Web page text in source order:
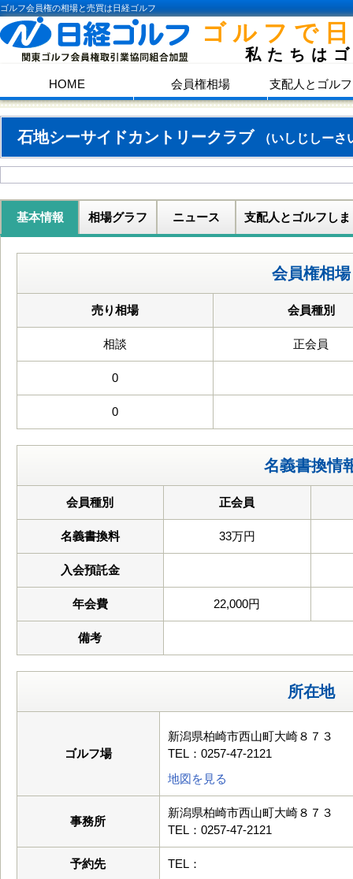
ゴルフ会員権の相場と売買は日経ゴルフ
ゴルフで
私たちは
HOME 会員権相場 支配人とゴル
石地シーサイドカントリークラブ （いしじしー
基本情報 相場グラフ ニュース 支配人とゴルフしま
会員権相場
売り相場 会員種別
相談 正会員
0
0
名義書換情
会員種別 正会員
名義書換料 33万円
入会預託金
年会費 22,000円
備考
所在地
ゴルフ場
新潟県柏崎市西山町大崎８７３
TEL：0257-47-2121
地図を見る
事務所
新潟県柏崎市西山町大崎８７３
TEL：0257-47-2121
予約先 TEL：